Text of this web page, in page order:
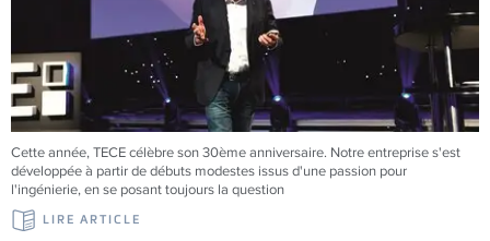
Cette année, TECE célèbre son 30ème anniversaire. Notre entreprise s'est
développée à partir de débuts modestes issus d'une passion pour
l'ingénierie, en se posant toujours la question
LIRE ARTICLE